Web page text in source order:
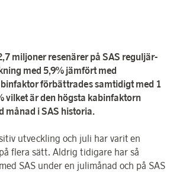
miljoner resenärer på SAS reguljär-
med 5,9% jämfört med
förbättrades samtidigt med 1
vilket är den högsta kabinfaktorn
månad i SAS historia.
utveckling och juli har varit en
flera sätt. Aldrig tidigare har så
SAS under en julimånad och på SAS